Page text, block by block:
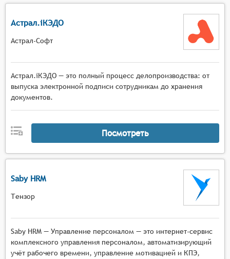
Астрал.iКЭДО
Астрал-Софт
Астрал.iКЭДО — это полный процесс делопроизводства: от
выпуска электронной подписи сотрудникам до хранения
документов.
Посмотреть
Saby HRM
Тензор
Saby HRM — Управление персоналом — это интернет-сервис
комплексного управления персоналом, автоматизирующий
учёт рабочего времени, управление мотивацией и КПЭ,